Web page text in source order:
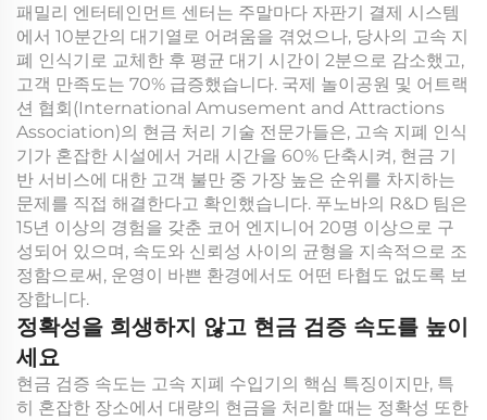
패밀리 엔터테인먼트 센터는 주말마다 자판기 결제 시스템
에서 10분간의 대기열로 어려움을 겪었으나, 당사의 고속 지
폐 인식기로 교체한 후 평균 대기 시간이 2분으로 감소했고,
고객 만족도는 70% 급증했습니다. 국제 놀이공원 및 어트랙
션 협회(International Amusement and Attractions
Association)의 현금 처리 기술 전문가들은, 고속 지폐 인식
기가 혼잡한 시설에서 거래 시간을 60% 단축시켜, 현금 기
반 서비스에 대한 고객 불만 중 가장 높은 순위를 차지하는
문제를 직접 해결한다고 확인했습니다. 푸노바의 R&D 팀은
15년 이상의 경험을 갖춘 코어 엔지니어 20명 이상으로 구
성되어 있으며, 속도와 신뢰성 사이의 균형을 지속적으로 조
정함으로써, 운영이 바쁜 환경에서도 어떤 타협도 없도록 보
장합니다.
정확성을 희생하지 않고 현금 검증 속도를 높이
세요
현금 검증 속도는 고속 지폐 수입기의 핵심 특징이지만, 특
히 혼잡한 장소에서 대량의 현금을 처리할 때는 정확성 또한